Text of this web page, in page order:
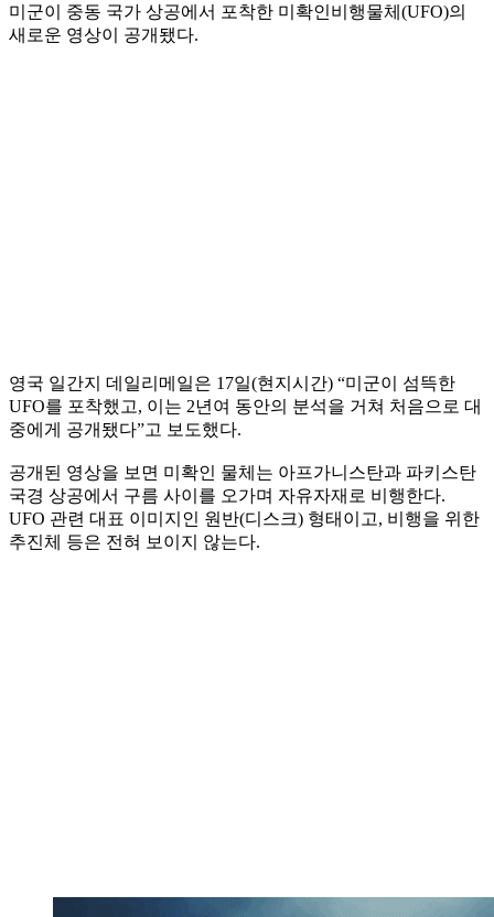
미군이 중동 국가 상공에서 포착한 미확인비행물체(UFO)의
새로운 영상이 공개됐다.
영국 일간지 데일리메일은 17일(현지시간) “미군이 섬뜩한
UFO를 포착했고, 이는 2년여 동안의 분석을 거쳐 처음으로 대
중에게 공개됐다”고 보도했다.
공개된 영상을 보면 미확인 물체는 아프가니스탄과 파키스탄
국경 상공에서 구름 사이를 오가며 자유자재로 비행한다.
UFO 관련 대표 이미지인 원반(디스크) 형태이고, 비행을 위한
추진체 등은 전혀 보이지 않는다.